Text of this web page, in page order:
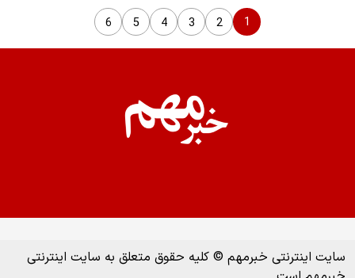
1
2
3
4
5
6
سایت اینترنتی خبرمهم © کلیه حقوق متعلق به سایت اینترنتی